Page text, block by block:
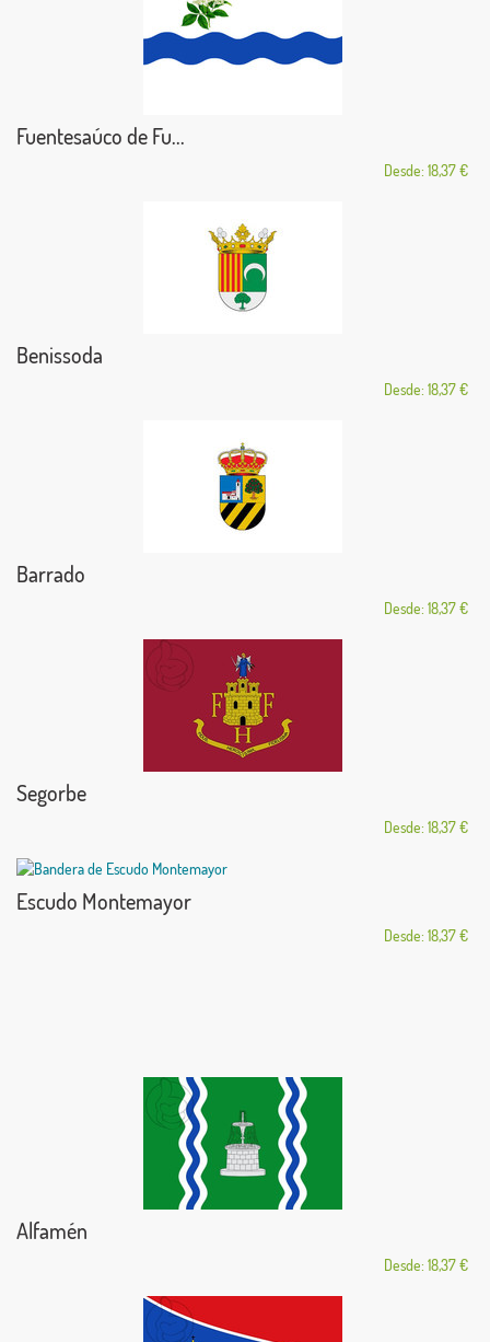
Fuentesaúco de Fu...
Desde: 18,37 €
Benissoda
Desde: 18,37 €
Barrado
Desde: 18,37 €
Segorbe
Desde: 18,37 €
Escudo Montemayor
Desde: 18,37 €
Alfamén
Desde: 18,37 €